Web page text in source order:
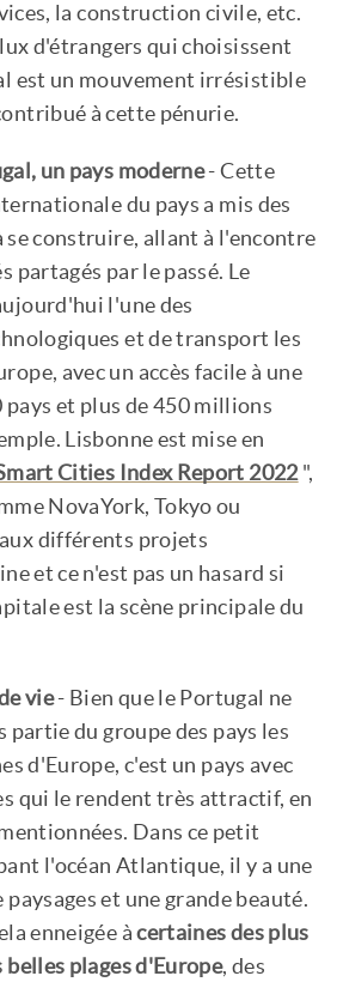
la construction civile, etc.
d'étrangers qui choisissent
est un mouvement irrésistible
à cette pénurie.
un pays moderne- Cette
du pays a mis des
se construire, allant à l'encontre
partagés par le passé. Le
l'une des
et de transport les
avec un accès facile à une
pays et plus de 450 millions
Lisbonne est mise en
Cities Index Report 2022",
NovaYork, Tokyo ou
différents projets
et ce n'est pas un hasard si
est la scène principale du
vie- Bien que le Portugal ne
partie du groupe des pays les
d'Europe, c'est un pays avec
qui le rendent très attractif, en
Dans ce petit
l'océan Atlantique, il y a une
et une grande beauté.
enneigée àcertaines des plus
belles plages d'Europe, des